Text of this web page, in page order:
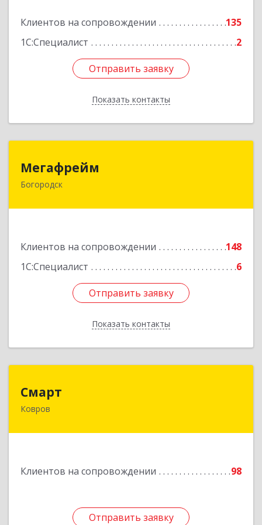
Клиентов на сопровождении
135
1С:Специалист
2
Отправить заявку
Показать контакты
Отправить заявку
Назад
Мегафрейм
Богородск
Клиентов на сопровождении
148
1С:Специалист
6
Отправить заявку
Показать контакты
607600, Нижегородская обл, Богородск г,
Отправить заявку
Назад
Смарт
Ковров
Клиентов на сопровождении 98
Отправить заявку
601900, Владимирская обл, Ковров г, Труда ул,
Отправить заявку